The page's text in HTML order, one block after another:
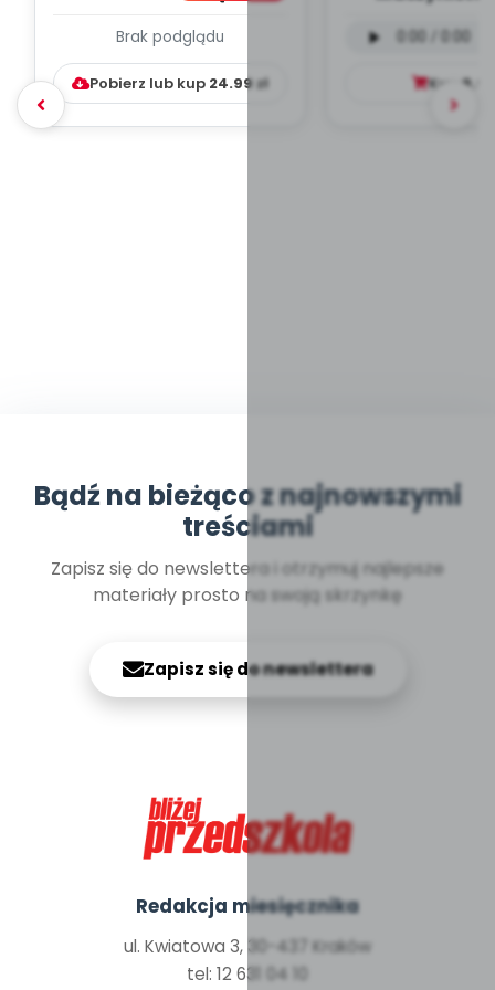
WYCHOWAWCZO –
DYDAKTYC...
Brak podglądu
Pobierz lub kup 24.99 zł
mp3)
Kup 9.99
Bądź na bieżąco z najnowszymi
treściami
Zapisz się do newslettera i otrzymuj najlepsze
materiały prosto na swoją skrzynkę
Zapisz się do newslettera
Redakcja miesięcznika
ul. Kwiatowa 3, 30-437 Kraków
tel: 12 631 04 10